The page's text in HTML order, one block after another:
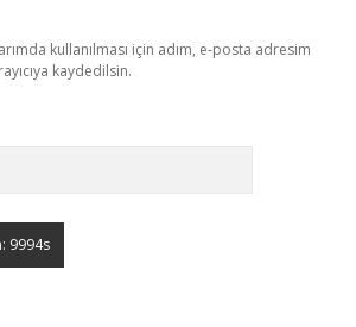
kullanılması için adım, e-posta adresim
kaydedilsin.